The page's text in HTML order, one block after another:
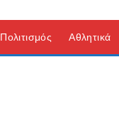
Πολιτισμός Αθλητικά